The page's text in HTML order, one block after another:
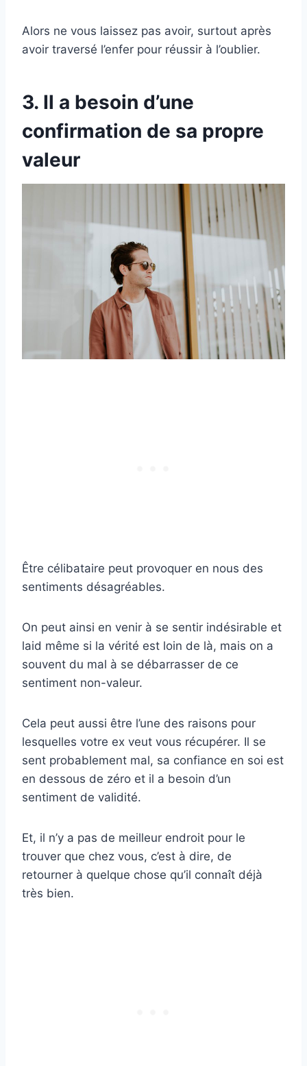
Alors ne vous laissez pas avoir, surtout après
avoir traversé l’enfer pour réussir à l’oublier.
3. Il a besoin d’une
confirmation de sa propre
valeur
Être célibataire peut provoquer en nous des
sentiments désagréables.
On peut ainsi en venir à se sentir indésirable et
laid même si la vérité est loin de là, mais on a
souvent du mal à se débarrasser de ce
sentiment non-valeur.
Cela peut aussi être l’une des raisons pour
lesquelles votre ex veut vous récupérer. Il se
sent probablement mal, sa confiance en soi est
en dessous de zéro et il a besoin d’un
sentiment de validité.
Et, il n’y a pas de meilleur endroit pour le
trouver que chez vous, c’est à dire, de
retourner à quelque chose qu’il connaît déjà
très bien.